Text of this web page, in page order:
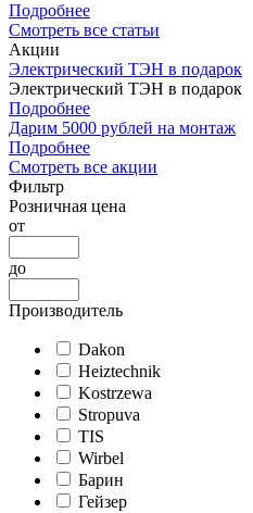
Подробнее
Смотреть все статьи
Акции
Электрический ТЭН в подарок
Электрический ТЭН в подарок
Подробнее
Дарим 5000 рублей на монтаж
Подробнее
Смотреть все акции
Фильтр
Розничная цена
от
до
Производитель
Dakon
Heiztechnik
Kostrzewa
Stropuva
TIS
Wirbel
Барин
Гейзер